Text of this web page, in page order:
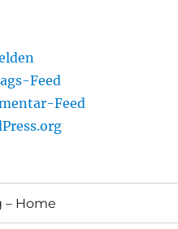
Feed
Feed
– Home